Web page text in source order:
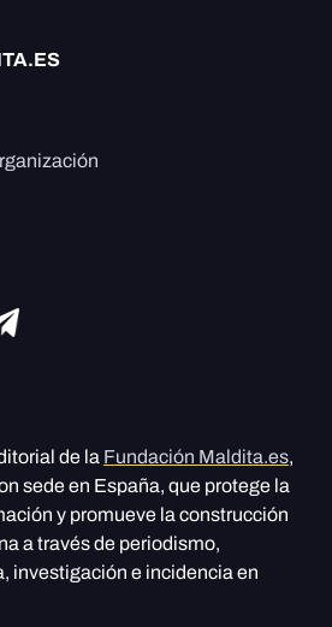
de la Fundación Maldita.es,
sede en España, que protege la
y promueve la construcción
a través de periodismo,
investigación e incidencia en